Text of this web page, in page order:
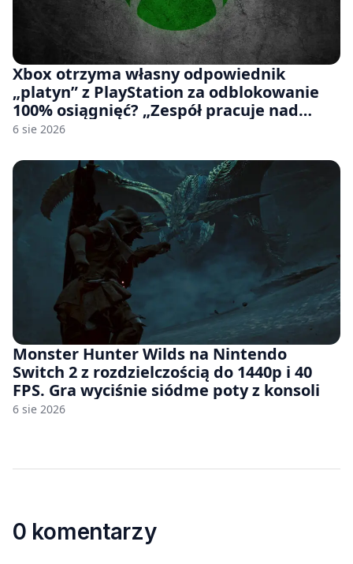
Xbox otrzyma własny odpowiednik
„platyn” z PlayStation za odblokowanie
100% osiągnięć? „Zespół pracuje nad
czymś, co ma się pojawić jeszcze w tym
6 sie 2026
Monster Hunter Wilds na Nintendo
Switch 2 z rozdzielczością do 1440p i 40
FPS. Gra wyciśnie siódme poty z konsoli
6 sie 2026
0 komentarzy